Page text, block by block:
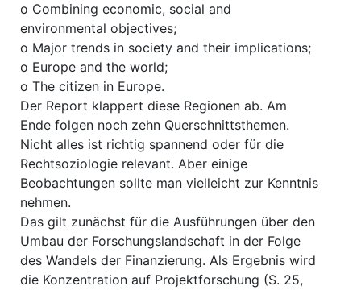
o Combining economic, social and
environmental objectives;
o Major trends in society and their implications;
o Europe and the world;
o The citizen in Europe.
Der Report klappert diese Regionen ab. Am
Ende folgen noch zehn Querschnittsthemen.
Nicht alles ist richtig spannend oder für die
Rechtsoziologie relevant. Aber einige
Beobachtungen sollte man vielleicht zur Kenntnis
nehmen.
Das gilt zunächst für die Ausführungen über den
Umbau der Forschungslandschaft in der Folge
des Wandels der Finanzierung. Als Ergebnis wird
die Konzentration auf Projektforschung (S. 25,